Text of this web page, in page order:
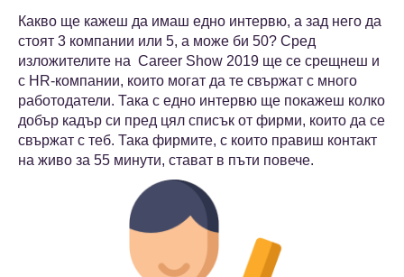
Какво ще кажеш да имаш едно интервю, а зад него да
стоят 3 компании или 5, а може би 50? Сред
изложителите на Career Show 2019 ще се срещнеш и
с HR-компании, които могат да те свържат с много
работодатели. Така с едно интервю ще покажеш колко
добър кадър си пред цял списък от фирми, които да се
свържат с теб. Така фирмите, с които правиш контакт
на живо за 55 минути, стават в пъти повече.